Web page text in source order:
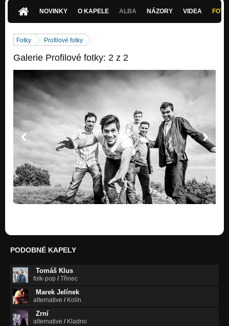
NOVINKY O KAPELE ALBA NÁZORY VIDEA
Fotky Profilové fotky
Galerie Profilové fotky: 2 z 2
PODOBNÉ KAPELY
Tomáš Klus
folk-pop /Třinec
Marek Jelínek
alternative / Kolín
Zrní
alternative / Kladno